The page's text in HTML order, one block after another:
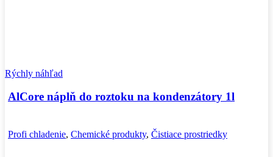
Rýchly náhľad
AlCore náplň do roztoku na kondenzátory 1l
Profi chladenie, Chemické produkty, Čistiace prostriedky